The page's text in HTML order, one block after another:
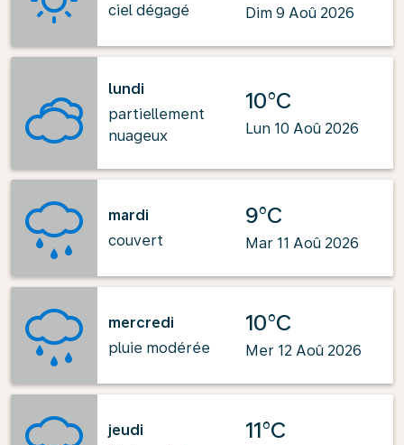
ciel dégagé
Dim 9 Aoû 2026
lundi
partiellement
nuageux
10°C
Lun 10 Aoû 2026
mardi
couvert
9°C
Mar 11 Aoû 2026
mercredi
pluie modérée
10°C
Mer 12 Aoû 2026
jeudi
11°C